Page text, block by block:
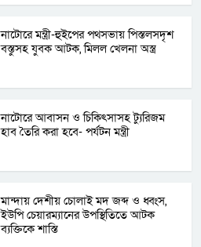
নাটোরে মন্ত্রী-হুইপের পথসভায় পিস্তলসদৃশ
বস্তুসহ যুবক আটক, মিলল খেলনা অস্ত্র
নাটোরে আবাসন ও চিকিৎসাসহ ট্যুরিজম
হাব তৈরি করা হবে- পর্যটন মন্ত্রী
মান্দায় দেশীয় চোলাই মদ জব্দ ও ধ্বংস,
ইউপি চেয়ারম্যানের উপস্থিতিতে আটক
ব্যক্তিকে শাস্তি